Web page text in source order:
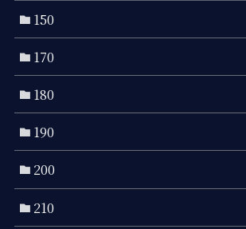
150
170
180
190
200
210